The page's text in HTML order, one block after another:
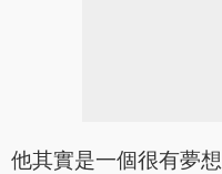
他其實是一個很有夢